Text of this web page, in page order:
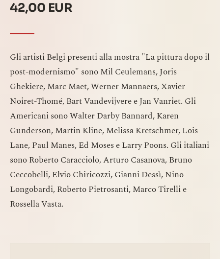
42,00 EUR
Gli artisti Belgi presenti alla mostra "La pittura dopo il
post-modernismo" sono Mil Ceulemans, Joris
Ghekiere, Marc Maet, Werner Mannaers, Xavier
Noiret-Thomé, Bart Vandevijvere e Jan Vanriet. Gli
Americani sono Walter Darby Bannard, Karen
Gunderson, Martin Kline, Melissa Kretschmer, Lois
Lane, Paul Manes, Ed Moses e Larry Poons. Gli italiani
sono Roberto Caracciolo, Arturo Casanova, Bruno
Ceccobelli, Elvio Chiricozzi, Gianni Dessì, Nino
Longobardi, Roberto Pietrosanti, Marco Tirelli e
Rossella Vasta.